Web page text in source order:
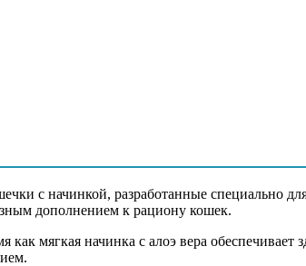
жир, индюшиный жир, говяжий жир)
жирные кислоты 0,7%
с начинкой, разработанные специально
дополнением к рациону кошек.
мягкая начинка с алоэ вера